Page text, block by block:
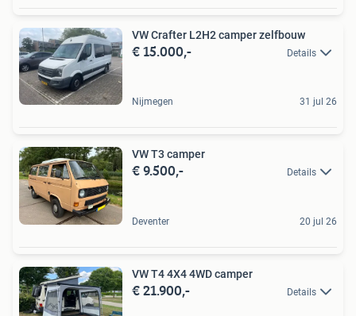
VW Crafter L2H2 camper zelfbouw
€ 15.000,- Details
Nijmegen 31 jul 26
VW T3 camper
€ 9.500,- Details
Deventer 20 jul 26
VW T4 4X4 4WD camper
€ 21.900,- Details